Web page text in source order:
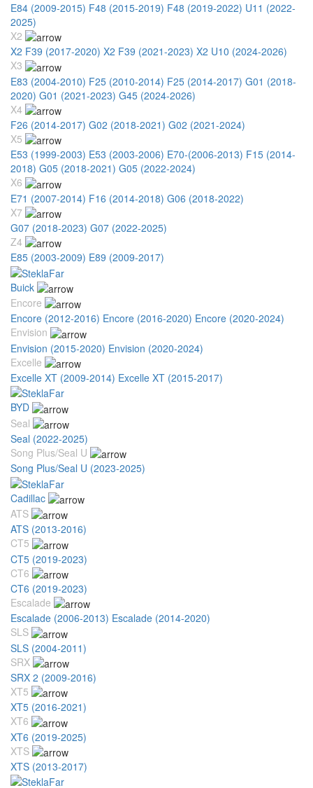
E84 (2009-2015) F48 (2015-2019) F48 (2019-2022) U11 (2022-
2025)
X2
X2 F39 (2017-2020) X2 F39 (2021-2023) X2 U10 (2024-2026)
X3
E83 (2004-2010) F25 (2010-2014) F25 (2014-2017) G01 (2018-
2020) G01 (2021-2023) G45 (2024-2026)
X4
F26 (2014-2017) G02 (2018-2021) G02 (2021-2024)
X5
E53 (1999-2003) E53 (2003-2006) E70-(2006-2013) F15 (2014-
2018) G05 (2018-2021) G05 (2022-2024)
X6
E71 (2007-2014) F16 (2014-2018) G06 (2018-2022)
X7
G07 (2018-2023) G07 (2022-2025)
Z4
E85 (2003-2009) E89 (2009-2017)
Buick
Encore
Encore (2012-2016) Encore (2016-2020) Encore (2020-2024)
Envision
Envision (2015-2020) Envision (2020-2024)
Excelle
Excelle XT (2009-2014) Excelle XT (2015-2017)
BYD
Seal
Seal (2022-2025)
Song Plus/Seal U
Song Plus/Seal U (2023-2025)
Cadillac
ATS
ATS (2013-2016)
CT5
CT5 (2019-2023)
CT6
CT6 (2019-2023)
Escalade
Escalade (2006-2013) Escalade (2014-2020)
SLS
SLS (2004-2011)
SRX
SRX 2 (2009-2016)
XT5
XT5 (2016-2021)
XT6
XT6 (2019-2025)
XTS
XTS (2013-2017)